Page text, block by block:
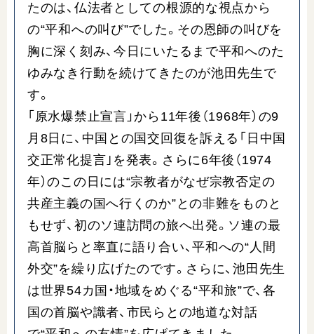
たのは、仏法者としての根源的な視点から
の“平和への叫び”でした。その恩師の叫びを
胸に深く刻み、今日にいたるまで平和へのた
ゆみなき行動を続けてきたのが池田先生で
す。
「原水爆禁止宣言」から11年後（1968年）の9
月8日に、中国との国交回復を訴える「日中国
交正常化提言｣を発表。さらに6年後（1974
年）のこの日には“宗教者がなぜ宗教否定の
共産主義の国へ行くのか”との非難をものと
もせず、初のソ連訪問の旅へ出発。ソ連の最
高首脳らと率直に語り合い、平和への“人間
外交”を繰り広げたのです。さらに、池田先生
は世界54カ国・地域をめぐる“平和旅”で、各
国の首脳や識者、市民らとの地道な対話